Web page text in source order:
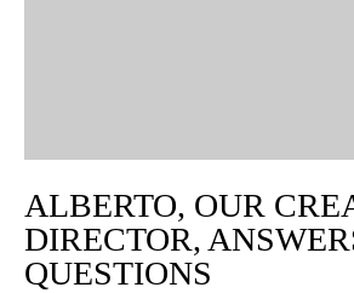
ALBERTO, OUR
DIRECTOR,
QUESTIONS